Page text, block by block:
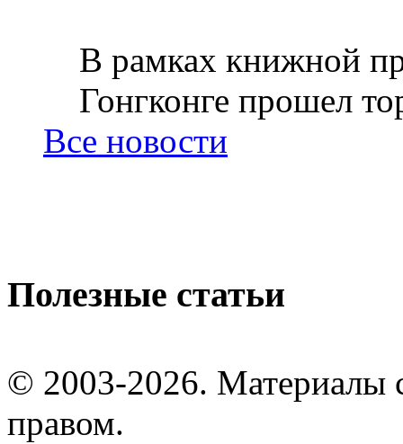
В рамках книжной
Гонгконге прошел
Все новости
Полезные статьи
© 2003-2026. Материалы
правом.